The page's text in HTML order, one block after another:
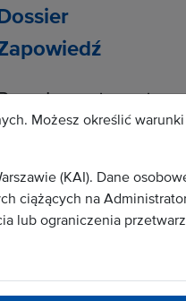
Dossier
tematy:
mężczyźni
Możesz określić warunki
(KAI). Dane
ciążących na
lub ograniczenia